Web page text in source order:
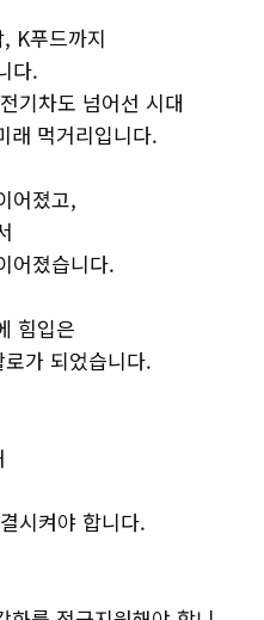
K푸드까지
다.
기차도 넘어선 시대
래 먹거리입니다.
어졌고,
어졌습니다.
힘입은
로가 되었습니다.
시켜야 합니다.